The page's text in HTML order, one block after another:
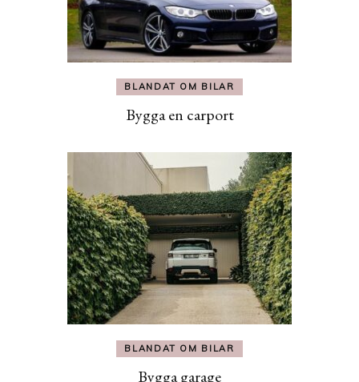
BLANDAT OM BILAR
Bygga en carport
BLANDAT OM BILAR
Bygga garage